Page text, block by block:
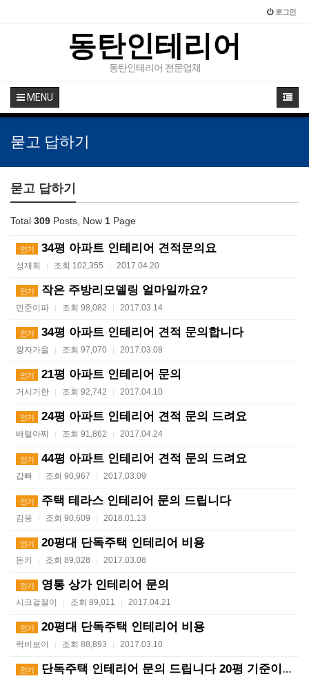
로그인
동탄인테리어
동탄인테리어 전문업체
MENU
묻고 답하기
묻고 답하기
Total 309 Posts, Now 1 Page
인기 34평 아파트 인테리어 견적문의요
성재희 | 조회 102,355 | 2017.04.20
인기 작은 주방리모델링 얼마일까요?
민준이파 | 조회 98,082 | 2017.03.14
인기 34평 아파트 인테리어 견적 문의합니다
왕자가을 | 조회 97,070 | 2017.03.08
인기 21평 아파트 인테리어 문의
거시기한 | 조회 92,742 | 2017.04.10
인기 24평 아파트 인테리어 견적 문의 드려요
배털아찌 | 조회 91,862 | 2017.04.24
인기 44평 아파트 인테리어 견적 문의 드려요
갑빠 | 조회 90,967 | 2017.03.09
인기 주택 테라스 인테리어 문의 드립니다
김웅 | 조회 90,609 | 2018.01.13
인기 20평대 단독주택 인테리어 비용
돈키 | 조회 89,028 | 2017.03.08
인기 영통 상가 인테리어 문의
시크겉절이 | 조회 89,011 | 2017.04.21
인기 20평대 단독주택 인테리어 비용
럭비보이 | 조회 88,893 | 2017.03.10
인기 단독주택 인테리어 문의 드립니다 20평 기준이요